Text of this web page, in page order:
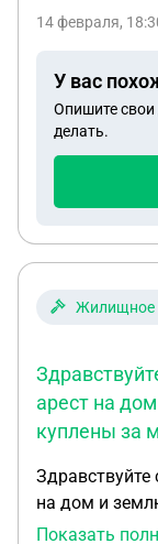
что ничего
14 февраля,
У вас
Опишите свои
делать.
Жилищное
арест на
куплены за
на дом и
мат.капетал
Показать